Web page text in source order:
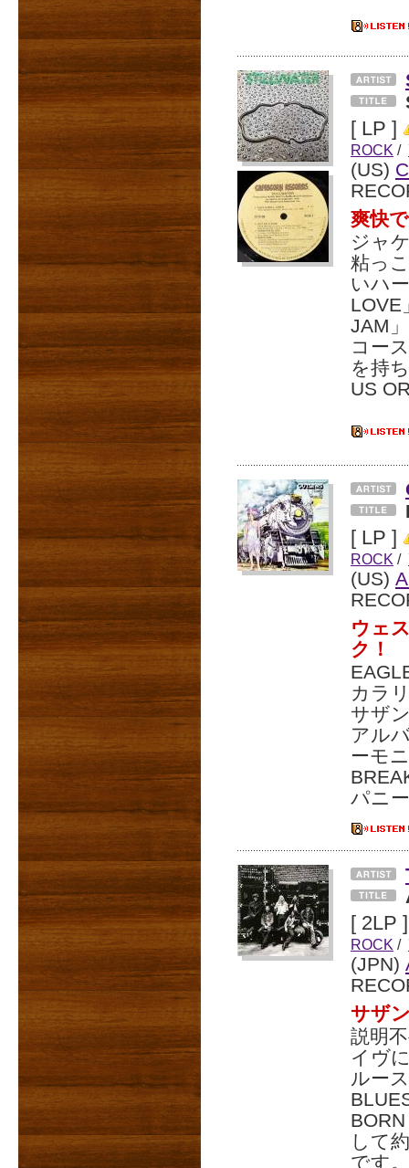
[ LP ]
ROCK /
(US)
爽快
ジャ
粘っ
いハ
LOVE
JAM
コー
を持
US
[ LP ]
ROCK /
(US)
ウェ
ク！
カラ
サザ
アル
ーモ
パニ
[ 2LP ]
ROCK /
(JPN)
サザ
説明
イヴ
ルー
して
です